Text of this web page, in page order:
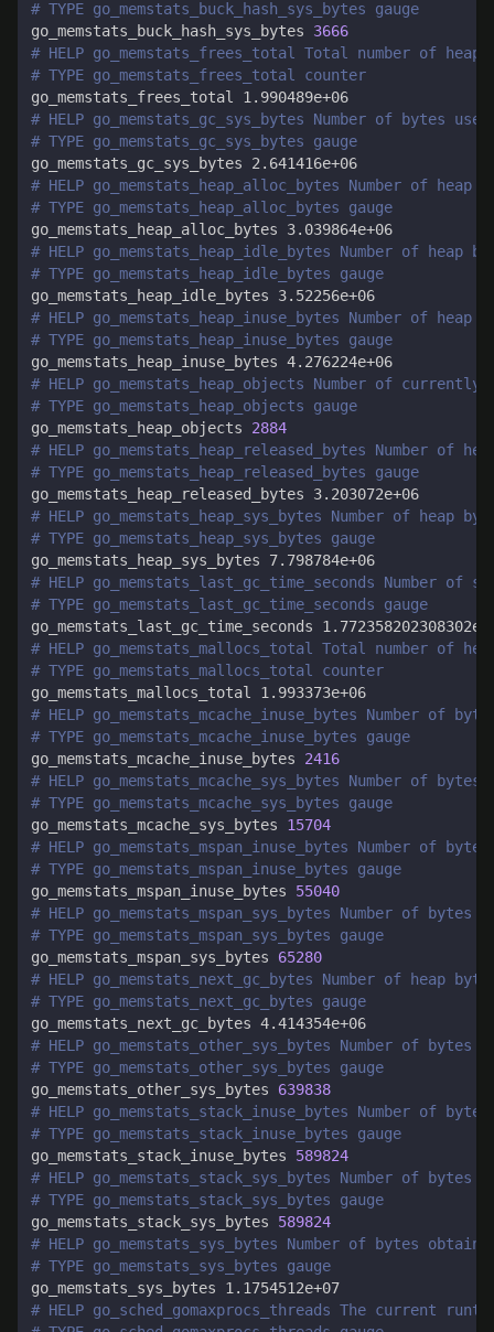
# TYPE go_memstats_buck_hash_sys_bytes gauge
go_memstats_buck_hash_sys_bytes 3666
# HELP go_memstats_frees_total Total number of
# TYPE go_memstats_frees_total counter
# HELP go_memstats_gc_sys_bytes Number of bytes
# TYPE go_memstats_gc_sys_bytes gauge
# HELP go_memstats_heap_alloc_bytes Number of
# TYPE go_memstats_heap_alloc_bytes gauge
# HELP go_memstats_heap_idle_bytes Number of
# TYPE go_memstats_heap_idle_bytes gauge
# HELP go_memstats_heap_inuse_bytes Number of
# TYPE go_memstats_heap_inuse_bytes gauge
# HELP go_memstats_heap_objects Number of
# TYPE go_memstats_heap_objects gauge
go_memstats_heap_objects 2884
# HELP go_memstats_heap_released_bytes Number
# TYPE go_memstats_heap_released_bytes gauge
# HELP go_memstats_heap_sys_bytes Number of
# TYPE go_memstats_heap_sys_bytes gauge
# HELP go_memstats_last_gc_time_seconds Number
# TYPE go_memstats_last_gc_time_seconds gauge
# HELP go_memstats_mallocs_total Total number
# TYPE go_memstats_mallocs_total counter
# HELP go_memstats_mcache_inuse_bytes Number of
# TYPE go_memstats_mcache_inuse_bytes gauge
go_memstats_mcache_inuse_bytes 2416
# HELP go_memstats_mcache_sys_bytes Number of
# TYPE go_memstats_mcache_sys_bytes gauge
go_memstats_mcache_sys_bytes 15704
# HELP go_memstats_mspan_inuse_bytes Number of
# TYPE go_memstats_mspan_inuse_bytes gauge
go_memstats_mspan_inuse_bytes 55040
# HELP go_memstats_mspan_sys_bytes Number of
# TYPE go_memstats_mspan_sys_bytes gauge
go_memstats_mspan_sys_bytes 65280
# HELP go_memstats_next_gc_bytes Number of
# TYPE go_memstats_next_gc_bytes gauge
# HELP go_memstats_other_sys_bytes Number of
# TYPE go_memstats_other_sys_bytes gauge
go_memstats_other_sys_bytes 639838
# HELP go_memstats_stack_inuse_bytes Number of
# TYPE go_memstats_stack_inuse_bytes gauge
go_memstats_stack_inuse_bytes 589824
# HELP go_memstats_stack_sys_bytes Number of
# TYPE go_memstats_stack_sys_bytes gauge
go_memstats_stack_sys_bytes 589824
# HELP go_memstats_sys_bytes Number of bytes
# TYPE go_memstats_sys_bytes gauge
# HELP go_sched_gomaxprocs_threads The current